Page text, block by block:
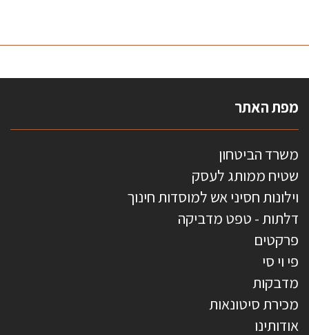
מפת האתר
משרד הביטחון
שטיח ממותג לעסק
וילונות חסיני אש למוסדות חינוך
דלתות - טפט מדביקה
פרקטים
פי וי סי
מדבקות
מכירת סיטונאות
אודותינו